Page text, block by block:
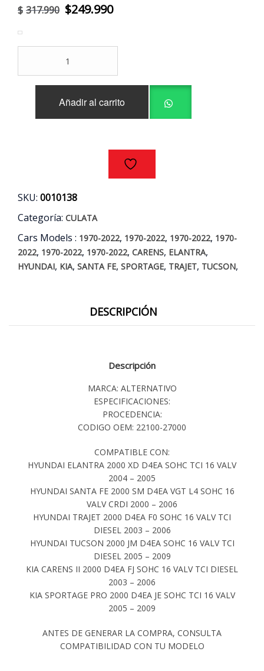
$ 317.990 El
original
era:
$317.990.
$249.990El
actual
$249.990.
HYUNDAI
Añadir al carrito
SKU: 0010138
Categoría: CULATA
Cars Models : 1970-2022, 1970-2022, 1970-2022, 1970-
2022, 1970-2022, 1970-2022, CARENS, ELANTRA,
HYUNDAI, KIA, SANTA FE, SPORTAGE, TRAJET, TUCSON,
DESCRIPCIÓN
Descripción
MARCA: ALTERNATIVO
ESPECIFICACIONES:
PROCEDENCIA:
CODIGO OEM: 22100-27000
COMPATIBLE CON:
HYUNDAI ELANTRA 2000 XD D4EA SOHC TCI 16 VALV
2004 – 2005
HYUNDAI SANTA FE 2000 SM D4EA VGT L4 SOHC 16
VALV CRDI 2000 – 2006
HYUNDAI TRAJET 2000 D4EA F0 SOHC 16 VALV TCI
DIESEL 2003 – 2006
HYUNDAI TUCSON 2000 JM D4EA SOHC 16 VALV TCI
DIESEL 2005 – 2009
KIA CARENS II 2000 D4EA FJ SOHC 16 VALV TCI DIESEL
2003 – 2006
KIA SPORTAGE PRO 2000 D4EA JE SOHC TCI 16 VALV
2005 – 2009
ANTES DE GENERAR LA COMPRA, CONSULTA
COMPATIBILIDAD CON TU MODELO